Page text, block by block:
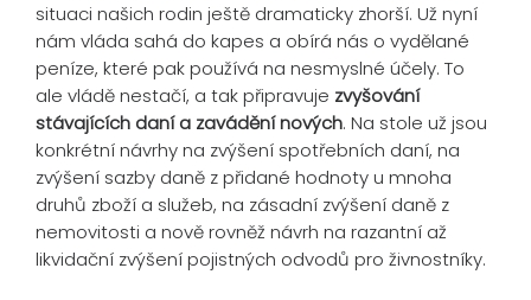
situaci našich rodin ještě dramaticky zhorší. Už nyní
nám vláda sahá do kapes a obírá nás o vydělané
peníze, které pak používá na nesmyslné účely. To
ale vládě nestačí, a tak připravuje zvyšování
stávajících daní a zavádění nových. Na stole už jsou
konkrétní návrhy na zvýšení spotřebních daní, na
zvýšení sazby daně z přidané hodnoty u mnoha
druhů zboží a služeb, na zásadní zvýšení daně z
nemovitosti a nově rovněž návrh na razantní až
likvidační zvýšení pojistných odvodů pro živnostníky.